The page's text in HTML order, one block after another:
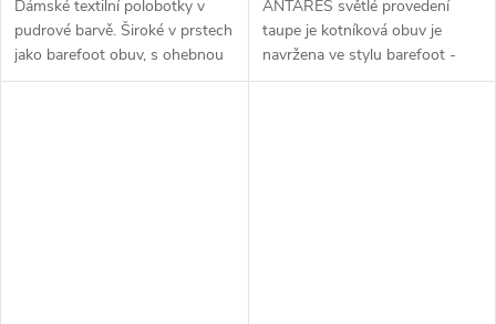
Dámské textilní polobotky v
pudrové barvě. Široké v prstech
jako barefoot obuv, s ohebnou
klasickou podrážkou a
ANTARES světlé provedení
taupe je kotníková obuv je
navržena ve stylu barefoot -
nabízí dostatek prostoru pro